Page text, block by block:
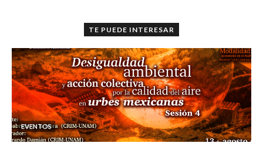
TE PUEDE INTERESAR
EVENTOS